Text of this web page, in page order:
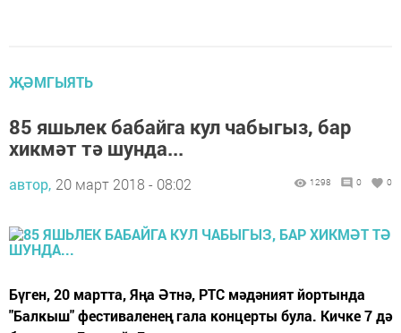
ҖӘМГЫЯТЬ
85 яшьлек бабайга кул чабыгыз, бар
хикмәт тә шунда...
автор, 20 март 2018 - 08:02 1298 0 0
Бүген, 20 мартта, Яңа Әтнә, РТС мәдәният йортында
"Балкыш" фестиваленең гала концерты була. Кичке 7 дә